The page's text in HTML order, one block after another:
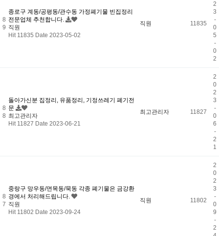
8
9
종로구 계동/공평동/관수동 가정폐기물 빈집정리
전문업체 추천합니다.
직원
Hit 11835 Date 2023-05-02
직원 11835
2
3
-
0
5
-
0
2
8
8
돌아가신분 집정리, 유품정리, 기정쓰레기 폐기전
문
최고관리자
Hit 11827 Date 2023-06-21
최고관리자 11827
2
0
2
3
-
0
6
-
2
1
8
7
중랑구 망우동/면목동/묵동 각종 폐기물은 금강환
경에서 처리해드립니다.
직원
Hit 11802 Date 2023-09-24
직원 11802
2
0
2
3
-
0
9
-
2